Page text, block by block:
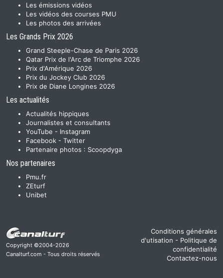
Les émissions vidéos
Les vidéos des courses PMU
Les photos des arrivées
Les Grands Prix 2026
Grand Steeple-Chase de Paris 2026
Qatar Prix de l'Arc de Triomphe 2026
Prix d'Amérique 2026
Prix du Jockey Club 2026
Prix de Diane Longines 2026
Les actualités
Actualités hippiques
Journalistes et consultants
YouTube - Instagram
Facebook - Twitter
Partenaire photos : Scoopdyga
Nos partenaires
Pmu.fr
ZEturf
Unibet
Copyright ©2004-2026
Canalturf.com - Tous droits réservés
Conditions générales
d'utisation - Politique de
confidentialité
Contactez-nous